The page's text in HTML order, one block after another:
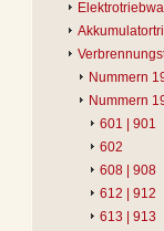
Nummern
Nummern
601 | 901
602
608 | 908
612 | 912
613 | 913